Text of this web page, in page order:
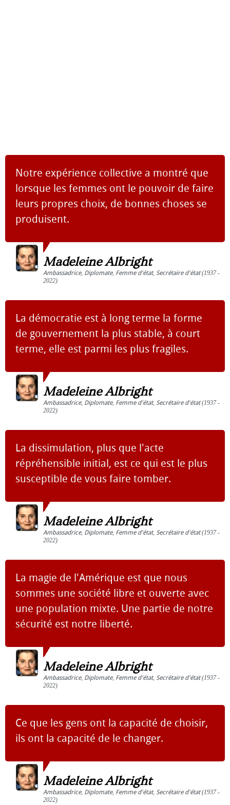
Notre expérience collective a montré que
lorsque les femmes ont le pouvoir de faire
leurs propres choix, de bonnes choses se
produisent.
Madeleine Albright
Ambassadrice, Diplomate, Femme d'état, Secrétaire d'état(1937 -
2022)
La démocratie est à long terme la forme
de gouvernement la plus stable, à court
terme, elle est parmi les plus fragiles.
Madeleine Albright
Ambassadrice, Diplomate, Femme d'état, Secrétaire d'état(1937 -
2022)
La dissimulation, plus que l'acte
répréhensible initial, est ce qui est le plus
susceptible de vous faire tomber.
Madeleine Albright
Ambassadrice, Diplomate, Femme d'état, Secrétaire d'état(1937 -
2022)
La magie de l'Amérique est que nous
sommes une société libre et ouverte avec
une population mixte. Une partie de notre
sécurité est notre liberté.
Madeleine Albright
Ambassadrice, Diplomate, Femme d'état, Secrétaire d'état(1937 -
2022)
Ce que les gens ont la capacité de choisir,
ils ont la capacité de le changer.
Madeleine Albright
Ambassadrice, Diplomate, Femme d'état, Secrétaire d'état(1937 -
2022)